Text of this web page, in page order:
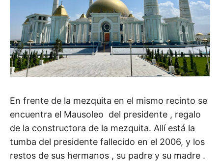
En frente de la mezquita en el mismo recinto se
encuentra el Mausoleo del presidente , regalo
de la constructora de la mezquita. Allí está la
tumba del presidente fallecido en el 2006, y los
restos de sus hermanos , su padre y su madre .